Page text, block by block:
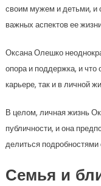
своим мужем и детьми, и
важных аспектов ее
Оксана Олешко
опора и поддержка, и что
карьере, так и в личной
В целом, личная жизнь
публичности, и она
делиться
Семья и